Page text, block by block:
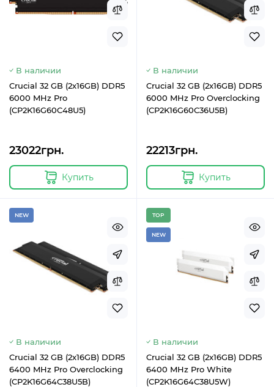
В наличии
Crucial 32 GB (2x16GB) DDR5
6000 MHz Pro
(CP2K16G60C48U5)
23022грн.
Купить
В наличии
Crucial 32 GB (2x16GB) DDR5
6000 MHz Pro Overclocking
(CP2K16G60C36U5B)
22213грн.
Купить
NEW
В наличии
Crucial 32 GB (2x16GB) DDR5
6400 MHz Pro Overclocking
(CP2K16G64C38U5B)
TOP
NEW
В наличии
Crucial 32 GB (2x16GB) DDR5
6400 MHz Pro White
(CP2K16G64C38U5W)